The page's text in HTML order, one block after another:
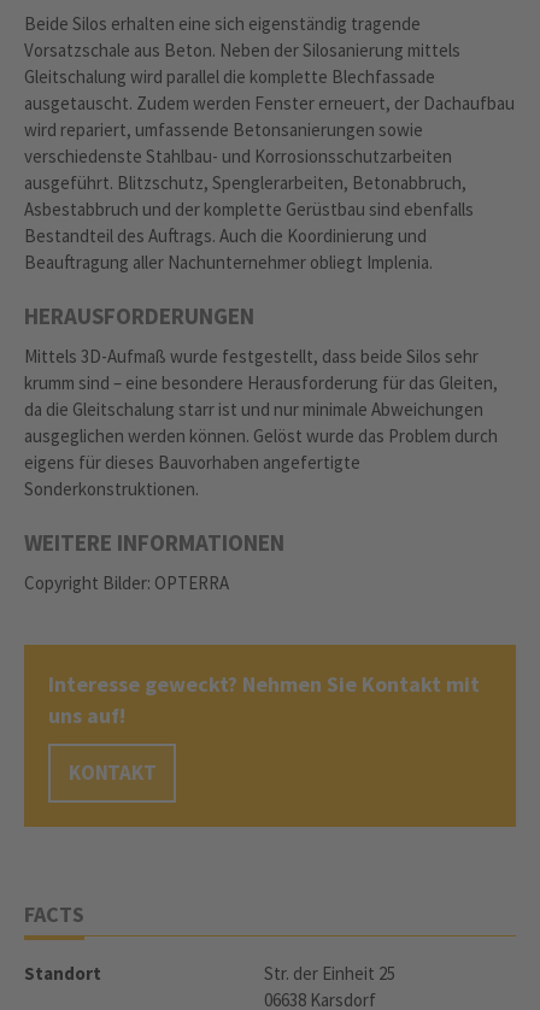
Beide Silos erhalten eine sich eigenständig tragende
Vorsatzschale aus Beton. Neben der Silosanierung mittels
Gleitschalung wird parallel die komplette Blechfassade
ausgetauscht. Zudem werden Fenster erneuert, der Dachaufbau
wird repariert, umfassende Betonsanierungen sowie
verschiedenste Stahlbau- und Korrosionsschutzarbeiten
ausgeführt. Blitzschutz, Spenglerarbeiten, Betonabbruch,
Asbestabbruch und der komplette Gerüstbau sind ebenfalls
Bestandteil des Auftrags. Auch die Koordinierung und
Beauftragung aller Nachunternehmer obliegt Implenia.
HERAUSFORDERUNGEN
Mittels 3D-Aufmaß wurde festgestellt, dass beide Silos sehr
krumm sind – eine besondere Herausforderung für das Gleiten,
da die Gleitschalung starr ist und nur minimale Abweichungen
ausgeglichen werden können. Gelöst wurde das Problem durch
eigens für dieses Bauvorhaben angefertigte
Sonderkonstruktionen.
WEITERE INFORMATIONEN
Copyright Bilder: OPTERRA
Interesse geweckt? Nehmen Sie Kontakt mit
uns auf!
KONTAKT
FACTS
Standort
Str. der Einheit 25
06638 Karsdorf